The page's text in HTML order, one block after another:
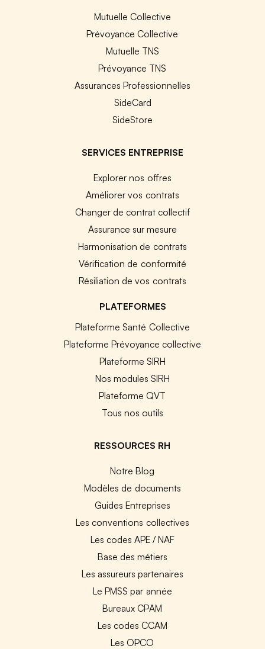
Mutuelle Collective
Prévoyance Collective
Mutuelle TNS
Prévoyance TNS
Assurances Professionnelles
SideCard
SideStore
SERVICES ENTREPRISE
Explorer nos offres
Améliorer vos contrats
Changer de contrat collectif
Assurance sur mesure
Harmonisation de contrats
Vérification de conformité
Résiliation de vos contrats
PLATEFORMES
Plateforme Santé Collective
Plateforme Prévoyance collective
Plateforme SIRH
Nos modules SIRH
Plateforme QVT
Tous nos outils
RESSOURCES RH
Notre Blog
Modèles de documents
Guides Entreprises
Les conventions collectives
Les codes APE / NAF
Base des métiers
Les assureurs partenaires
Le PMSS par année
Bureaux CPAM
Les codes CCAM
Les OPCO